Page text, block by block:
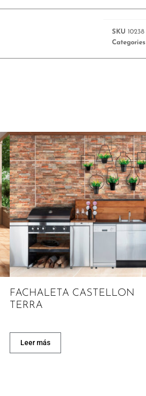
SKU10238
Categories
FACHALETA CASTELLON
TERRA
Leer más